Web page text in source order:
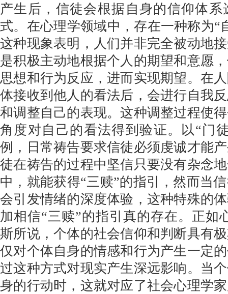
产生后，信徒会根据自身的信仰体
式。在心理学领域中，存在一种称为“
这种现象表明，人们并非完全被动地
是积极主动地根据个人的期望和意愿
思想和行为反应，进而实现期望。在
体接收到他人的看法后，会进行自我
和调整自己的表现。这种调整过程使
角度对自己的看法得到验证。以“门
例，日常祷告要求信徒必须虔诚才能
徒在祷告的过程中坚信只要没有杂念
中，就能获得“三赎”的指引，然而当
会引发情绪的深度体验，这种特殊的
加相信“三赎”的指引真的存在。正如
斯所说，个体的社会信仰和判断具有
仅对个体自身的情感和行为产生一定
过这种方式对现实产生深远影响。当
身的行动时，这就对应了社会心理学